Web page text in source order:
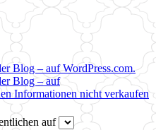
Blog – auf WordPress.com.
Blog – auf
Informationen nicht verkaufen
auf